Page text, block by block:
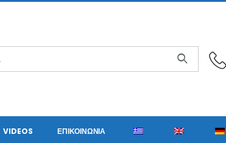
VIDEOS ΕΠΙΚΟΙΝΩΝΊΑ